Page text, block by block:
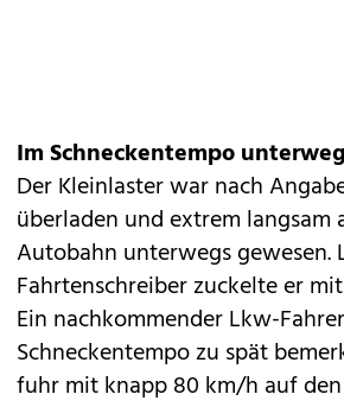
Im Schneckentempo
Der Kleinlaster war nach
überladen und extrem langsam
Autobahn unterwegs gewesen.
Fahrtenschreiber zuckelte er
Ein nachkommender Lkw-
Schneckentempo zu spät
fuhr mit knapp 80 km/h auf